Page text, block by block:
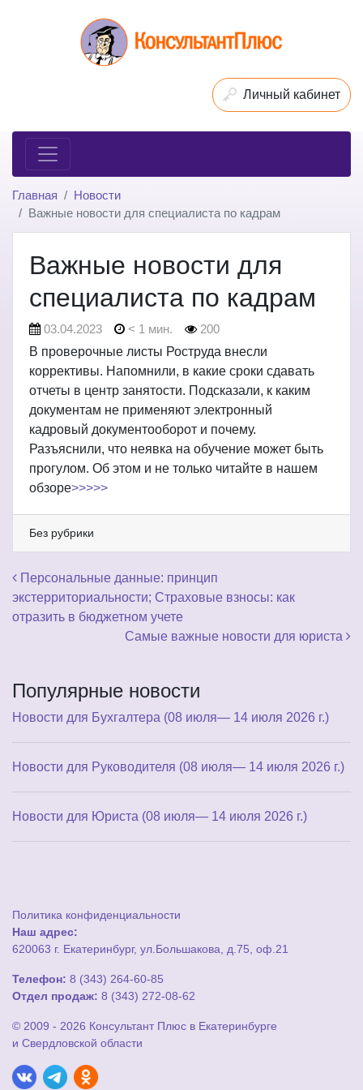
Личный кабинет
Главная
Новости
Важные новости для специалиста по кадрам
Важные новости для
специалиста по кадрам
03.04.2023 < 1 мин.
200
В проверочные листы Роструда внесли
коррективы. Напомнили, в какие сроки сдавать
отчеты в центр занятости. Подсказали, к каким
документам не применяют электронный
кадровый документооборот и почему.
Разъяснили, что неявка на обучение может быть
прогулом. Об этом и не только читайте в нашем
обзоре>>>>>
Без рубрики
Навигация по записям
Персональные данные: принцип
экстерриториальности; Страховые взносы: как
отразить в бюджетном учете
Самые важные новости для юриста
Популярные новости
Новости для Бухгалтера (08 июля— 14 июля 2026 г.)
Новости для Руководителя (08 июля— 14 июля 2026 г.)
Новости для Юриста (08 июля— 14 июля 2026 г.)
Политика конфиденциальности
Наш адрес:
620063 г. Екатеринбург, ул.Большакова, д.75, оф.21
Телефон: 8 (343) 264-60-85
Отдел продаж: 8 (343) 272-08-62
© 2009 - 2026 Консультант Плюс в Екатеринбурге
и Свердловской области